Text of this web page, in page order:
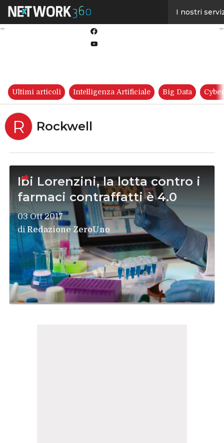
I nostri
Ultimi articoli Intelligenza Artificiale Big Data
R Rockwell
Ibi Lorenzini, la lotta contro i
farmaci contraffatti è 4.0
03 Ott 2017
diRedazione ZeroUno